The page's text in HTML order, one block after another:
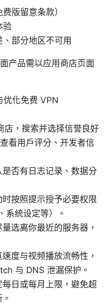
版留意条款）
验
部分地区不可用
产品需以应用商店页面
优化免费 VPN
，搜索并选择信誉良好
看用户评分、开发者信
否有日志记录、数据分
按照提示授予必要权限
系统设定等）。
选离你最近的服务器，
度与视频播放流畅性，
与 DNS 泄漏保护。
日或每月上限，避免超